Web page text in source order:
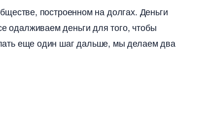
построенном на долгах. Деньги
деньги для того, чтобы
еще один шаг дальше, мы делаем два